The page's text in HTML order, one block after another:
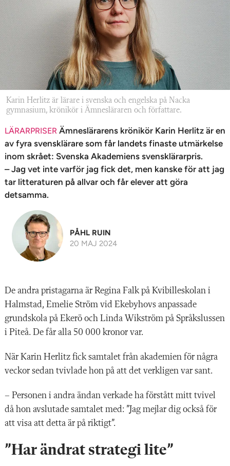
Karin Herlitz är lärare i svenska och engelska på Nacka
gymnasium, krönikör i Ämnesläraren och författare.
LÄRARPRISER Ämneslärarens krönikör Karin Herlitz är en
av fyra svensklärare som får landets finaste utmärkelse
inom skrået: Svenska Akademiens svensklärarpris.
– Jag vet inte varför jag fick det, men kanske för att jag
tar litteraturen på allvar och får elever att göra
detsamma.
PÅHL RUIN
20 MAJ 2024
De andra pristagarna är Regina Falk på Kvibilleskolan i
Halmstad, Emelie Ström vid Ekebyhovs anpassade
grundskola på Ekerö och Linda Wikström på Språkslussen
i Piteå. De får alla 50 000 kronor var.
När Karin Herlitz fick samtalet från akademien för några
veckor sedan tvivlade hon på att det verkligen var sant.
– Personen i andra ändan verkade ha förstått mitt tvivel
då hon avslutade samtalet med: ”Jag mejlar dig också för
att visa att detta är på riktigt”.
”Har ändrat strategi lite”